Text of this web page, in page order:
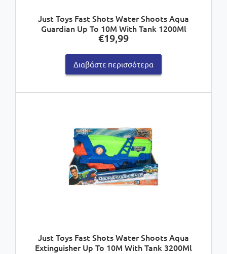
Just Toys Fast Shots Water Shoots Aqua
Guardian Up To 10M With Tank 1200Ml
€19,99
Διαβάστε περισσότερα
Just Toys Fast Shots Water Shoots Aqua
Extinguisher Up To 10M With Tank 3200Ml